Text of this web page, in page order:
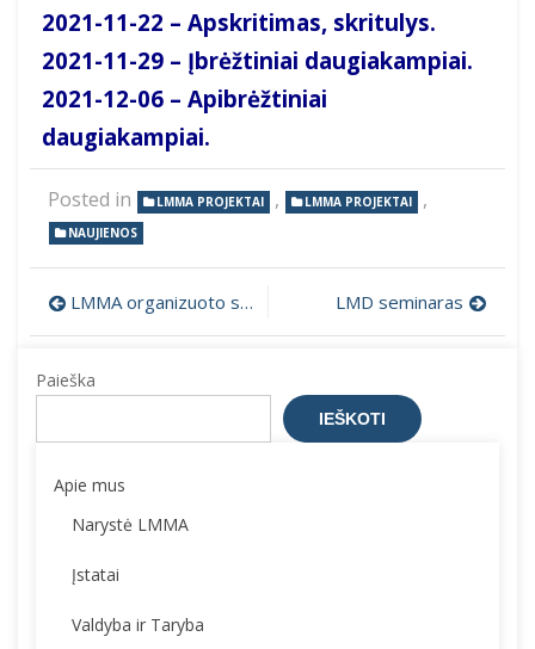
2021-11-22 – Apskritimas, skritulys.
2021-11-29 – Įbrėžtiniai daugiakampiai.
2021-12-06 – Apibrėžtiniai
daugiakampiai.
Posted in LMMA PROJEKTAI , LMMA PROJEKTAI ,
NAUJIENOS
Navigacija
tarp
įrašų
LMMA organizuoto seminaro dalyvio pažyma LMD seminaras
Paieška
IEŠKOTI
Apie mus
Narystė LMMA
Įstatai
Valdyba ir Taryba